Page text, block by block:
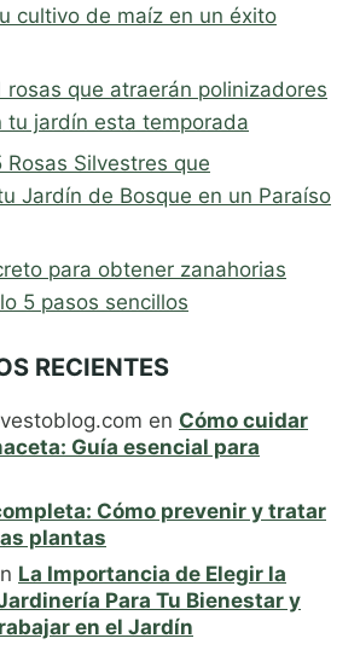
cultivo de maíz en un éxito
rosas que atraerán polinizadores
tu jardín esta temporada
Rosas Silvestres que
Jardín de Bosque en un Paraíso
para obtener zanahorias
5 pasos sencillos
RECIENTES
en Cómo cuidar
Guía esencial para
Cómo prevenir y tratar
plantas
La Importancia de Elegir la
Para Tu Bienestar y
en el Jardín